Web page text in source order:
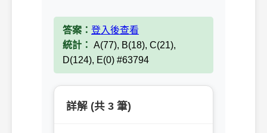
答案： 登入後查看
統計： A(77), B(18), C(21),
D(124), E(0) #63794
詳解 (共 3 筆)